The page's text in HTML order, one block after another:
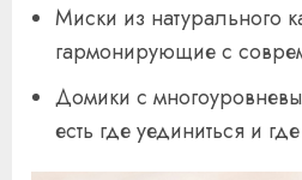
Миски из натурального
гармонирующие с
Домики с
есть где уединиться и